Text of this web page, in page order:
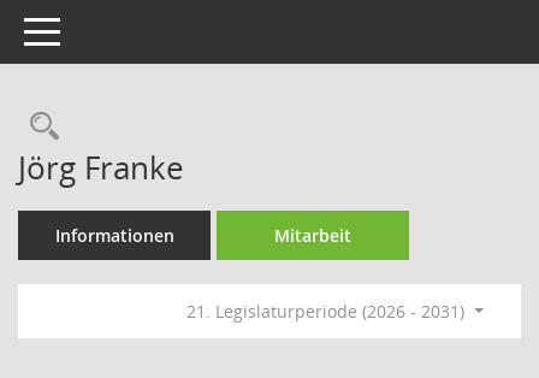
Toggle navigation
Rechercheauswahl
Jörg Franke
Informationen Mitarbeit
21. Legislaturperiode (2026 - 2031)